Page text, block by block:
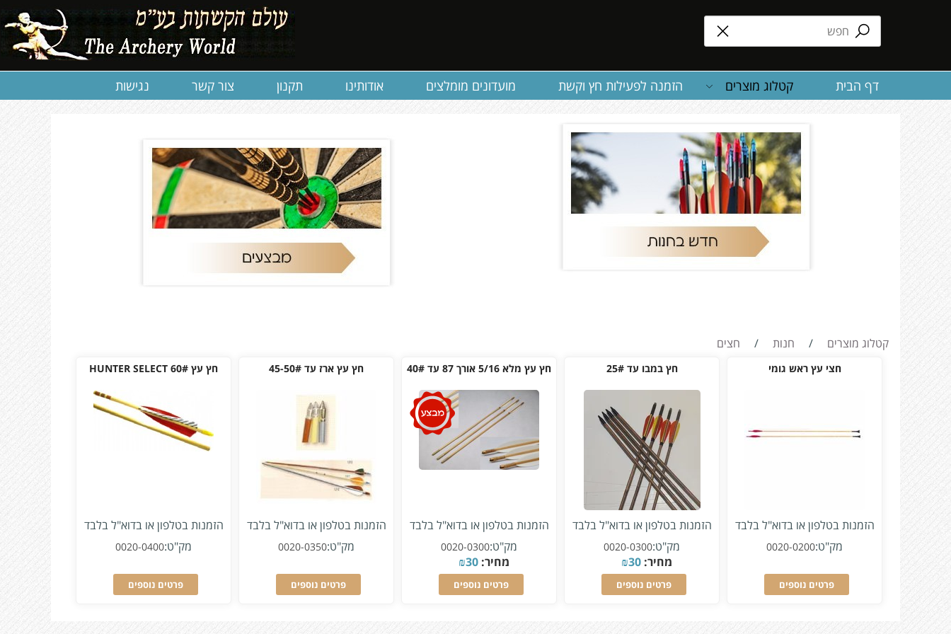
דף הבית קטלוג מוצרים הזמנה לפעילות חץ וקשת מועדונים מומלצים אודותינו תקנון צור קשר נגישות
קטלוג מוצרים / חנות / חצים
חצי עץ ראש גומי
הזמנות בטלפון או בדוא"ל בלבד
מק"ט:0020-0200
פרטים נוספים
חץ במבו עד 25#
הזמנות בטלפון או בדוא"ל בלבד
מק"ט:0020-0300
מחיר: ₪30
פרטים נוספים
חץ עץ מלא 5/16 אורך 87 עד 40#
הזמנות בטלפון או בדוא"ל בלבד
מק"ט:0020-0300
מחיר: ₪30
פרטים נוספים
חץ עץ ארז עד 45-50#
הזמנות בטלפון או בדוא"ל בלבד
מק"ט:0020-0350
פרטים נוספים
חץ עץ HUNTER SELECT 60#
הזמנות בטלפון או בדוא"ל בלבד
מק"ט:0020-0400
פרטים נוספים